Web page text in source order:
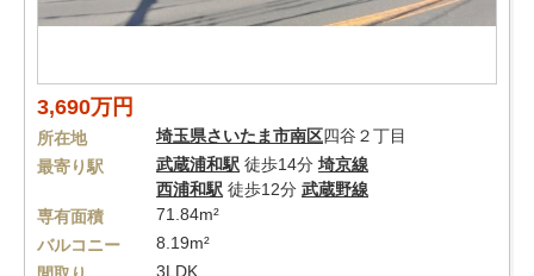
3,690万円
所在地 埼玉県さいたま市南区四谷２丁目
最寄り駅
武蔵浦和駅 徒歩14分 埼京線
西浦和駅 徒歩12分 武蔵野線
専有面積
71.84m²
バルコニー
8.19m²
3LDK